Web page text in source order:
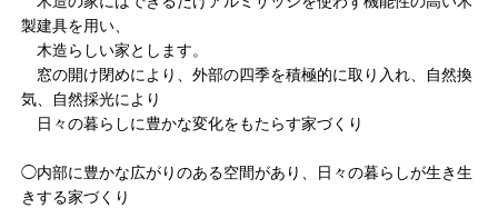
製建具を用い、
木造らしい家とします。
窓の開け閉めにより、外部の四季を積極的に取り入れ、自然換
気、自然採光により
日々の暮らしに豊かな変化をもたらす家づくり
◯内部に豊かな広がりのある空間があり、日々の暮らしが生き生
きする家づくり